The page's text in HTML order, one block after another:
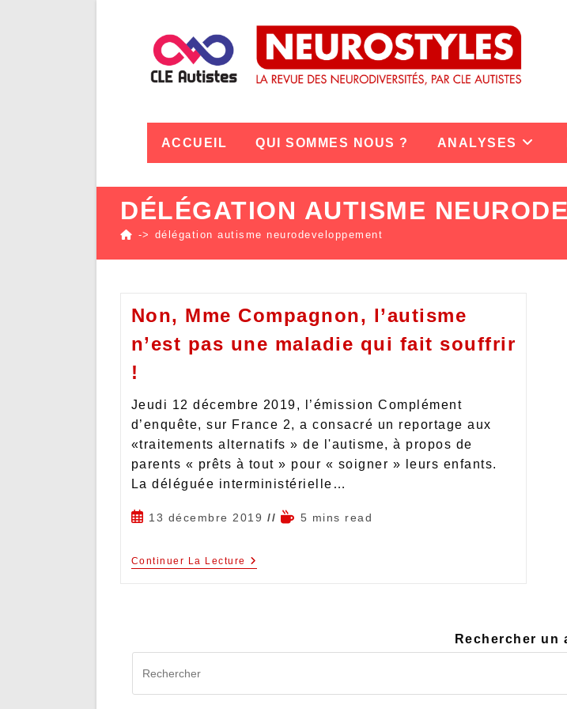
ACCUEIL QUI SOMMES NOUS ? ANALYSES
DÉLÉGATION AUTISME
-> délégation autisme neurodeveloppement
Non, Mme Compagnon, l’autisme
n’est pas une maladie qui fait souffrir
!
Jeudi 12 décembre 2019, l’émission Complément
d’enquête, sur France 2, a consacré un reportage aux
«traitements alternatifs » de l'autisme, à propos de
parents « prêts à tout » pour « soigner » leurs enfants.
La déléguée interministérielle…
13 décembre 2019 5 mins read
Continuer La Lecture
Rechercher un